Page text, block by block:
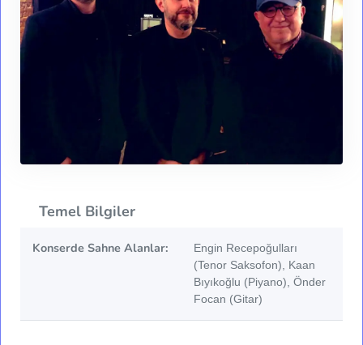
Temel Bilgiler
Konserde Sahne Alanlar:
Engin Recepoğulları
(Tenor Saksofon), Kaan
Bıyıkoğlu (Piyano), Önder
Focan (Gitar)